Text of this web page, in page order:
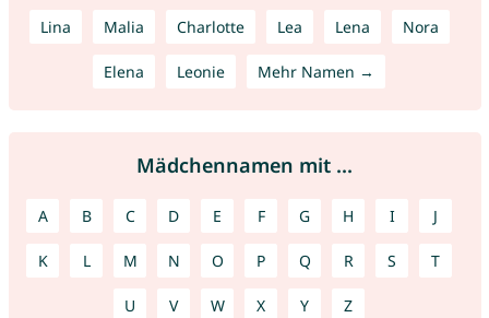
Lina Malia Charlotte Lea Lena Nora
Elena Leonie Mehr Namen →
Mädchennamen mit ...
A B C D E F G H I J
K L M N O P Q R S T
U V W X Y Z